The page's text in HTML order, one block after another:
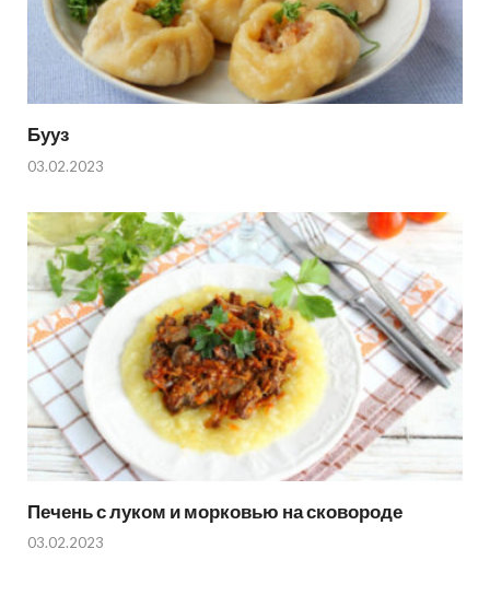
Бууз
03.02.2023
Печень с луком и морковью на сковороде
03.02.2023